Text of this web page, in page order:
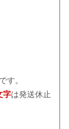
す。
字は発送休止